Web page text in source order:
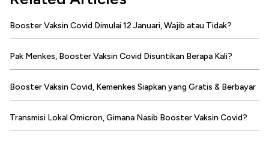
Booster Vaksin Covid Dimulai 12 Januari, Wajib atau Tidak?
Pak Menkes, Booster Vaksin Covid Disuntikan Berapa Kali?
Booster Vaksin Covid, Kemenkes Siapkan yang Gratis & Berbayar
Transmisi Lokal Omicron, Gimana Nasib Booster Vaksin Covid?